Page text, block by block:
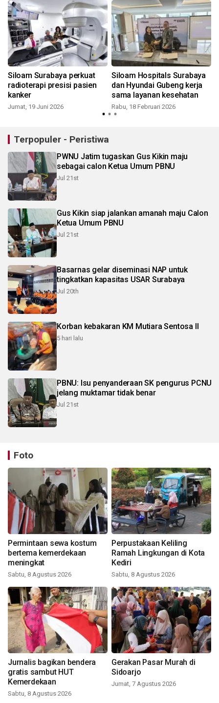
Siloam Surabaya perkuat
radioterapi presisi pasien
kanker
Jumat, 19 Juni 2026
Siloam Hospitals Surabaya
dan Hyundai Gubeng kerja
sama layanan kesehatan
Rabu, 18 Februari 2026
Terpopuler - Peristiwa
PWNU Jatim tugaskan Gus Kikin maju
sebagai calon Ketua Umum PBNU
Jul 21st
Gus Kikin siap jalankan amanah maju Calon
Ketua Umum PBNU
Jul 21st
Basarnas gelar diseminasi NAP untuk
tingkatkan kapasitas USAR Surabaya
Jul 20th
Korban kebakaran KM Mutiara Sentosa II
5 hari lalu
PBNU: Isu penyanderaan SK pengurus PCNU
jelang muktamar tidak benar
Jul 21st
Foto
Permintaan sewa kostum
bertema kemerdekaan
meningkat
Sabtu, 8 Agustus 2026
Perpustakaan Keliling
Ramah Lingkungan di Kota
Kediri
Sabtu, 8 Agustus 2026
Jurnalis bagikan bendera
gratis sambut HUT
Kemerdekaan
Sabtu, 8 Agustus 2026
Gerakan Pasar Murah di
Sidoarjo
Jumat, 7 Agustus 2026